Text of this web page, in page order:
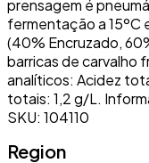
prensagem é
fermentação a 15ºC
(40% Encruzado,
barricas de carvalho
analíticos: Acidez
totais: 1,2 g/L.
SKU: 104110
Region